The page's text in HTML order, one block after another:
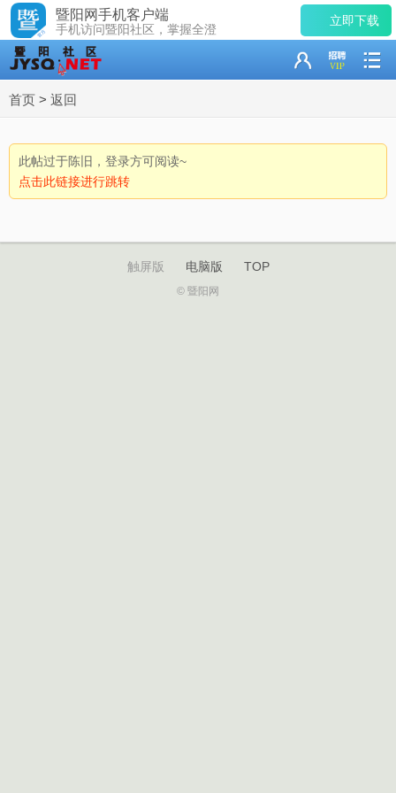
暨阳网手机客户端
手机访问暨阳社区，掌握全澄
立即下载
首页 > 返回
此帖过于陈旧，登录方可阅读~
点击此链接进行跳转
触屏版 电脑版 TOP
© 暨阳网